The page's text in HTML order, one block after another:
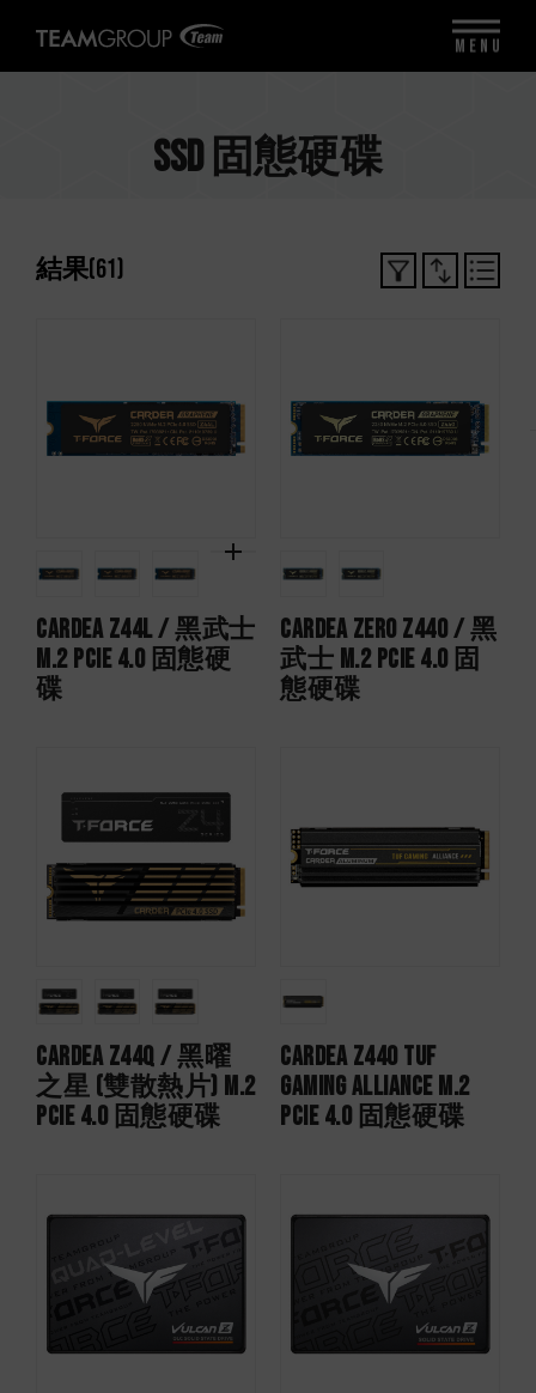
SSD 固態硬碟
結果(61)
CARDEA Z44L / 黑武士
M.2 PCIe 4.0 固態硬
碟
CARDEA ZERO Z440 / 黑
武士 M.2 PCIe 4.0 固
態硬碟
CARDEA Z44Q / 黑曜
之星 (雙散熱片) M.2
PCIe 4.0 固態硬碟
CARDEA Z440 TUF
Gaming Alliance M.2
PCIe 4.0 固態硬碟
MENU